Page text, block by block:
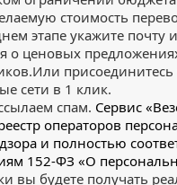
стоимость
этапе укажите почту
о ценовых
присоединитесь
сети в 1 клик.
спам. Сервис
операторов
и полностью
152-ФЗ «О
вы будете получать